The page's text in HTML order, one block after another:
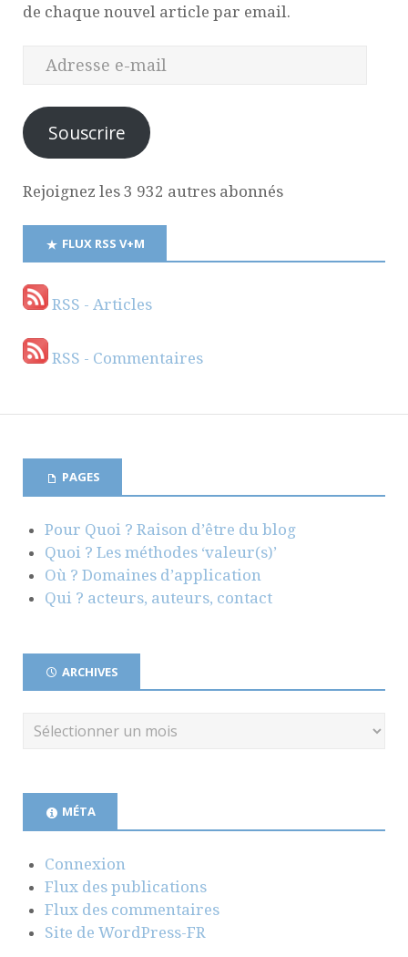
de chaque nouvel article par email.
Souscrire
Rejoignez les 3 932 autres abonnés
FLUX RSS V+M
RSS - Articles
RSS - Commentaires
PAGES
Pour Quoi ? Raison d’être du blog
Quoi ? Les méthodes ‘valeur(s)’
Où ? Domaines d’application
Qui ? acteurs, auteurs, contact
ARCHIVES
MÉTA
Connexion
Flux des publications
Flux des commentaires
Site de WordPress-FR